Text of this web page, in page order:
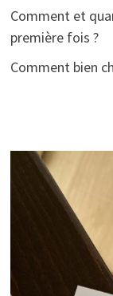
Comment et
première fois ?
Comment bien